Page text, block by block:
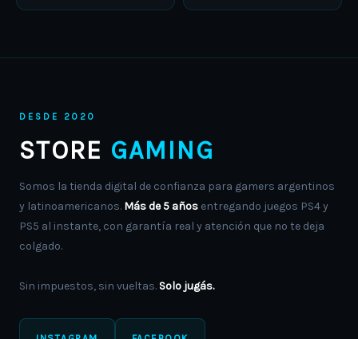
DESDE 2020
STORE GAMING
Somos la tienda digital de confianza para gamers argentinos
y latinoamericanos. Más de 5 años entregando juegos PS4 y
PS5 al instante, con garantía real y atención que no te deja
colgado.
Sin impuestos, sin vueltas. Solo jugás.